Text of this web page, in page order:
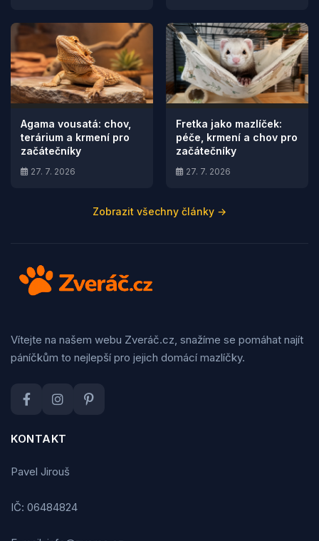
Agama vousatá: chov,
terárium a krmení pro
začátečníky
27. 7. 2026
Fretka jako mazlíček:
péče, krmení a chov pro
začátečníky
27. 7. 2026
Zobrazit všechny články →
Vítejte na našem webu Zveráč.cz, snažíme se pomáhat najít
páníčkům to nejlepší pro jejich domácí mazlíčky.
KONTAKT
Pavel Jirouš
IČ: 06484824